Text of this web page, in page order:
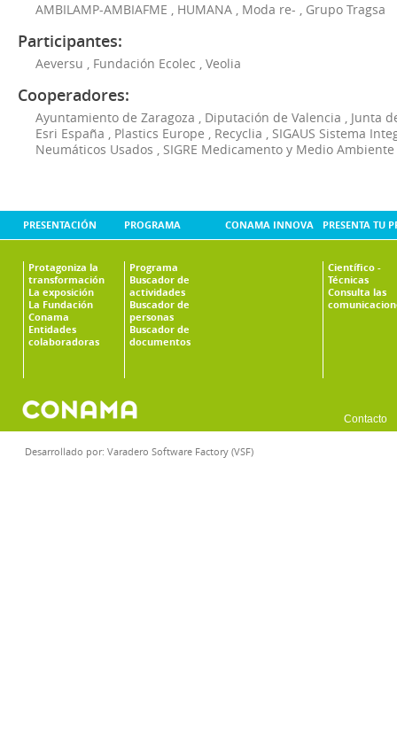
AMBILAMP-AMBIAFME , HUMANA , Moda re- , Grupo Tragsa
Participantes:
Aeversu , Fundación Ecolec , Veolia
Cooperadores:
Ayuntamiento de Zaragoza , Diputación de Valencia , Junta
Esri España , Plastics Europe , Recyclia , SIGAUS Sistema
Neumáticos Usados , SIGRE Medicamento y Medio Ambiente
PRESENTACIÓN
Protagoniza la
transformación
La exposición
La Fundación
Conama
Entidades
colaboradoras
PROGRAMA
Programa
Buscador de
actividades
Buscador de
personas
Buscador de
documentos
CONAMA INNOVA PRESENTA TU
Científico -
Técnicas
Consulta las
Contacto
Desarrollado por: Varadero Software Factory (VSF)